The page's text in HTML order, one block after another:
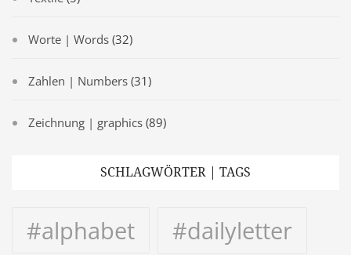
Worte | Words (32)
Zahlen | Numbers (31)
Zeichnung | graphics (89)
SCHLAGWÖRTER | TAGS
#alphabet
#dailyletter